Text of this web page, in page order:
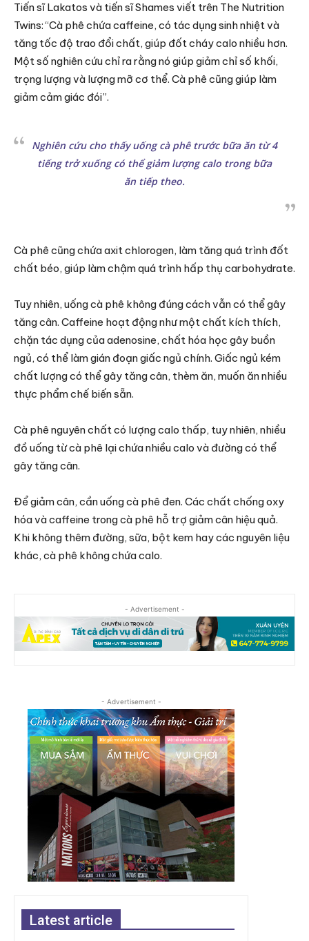
Tiến sĩ Lakatos và tiến sĩ Shames viết trên The Nutrition
Twins: “Cà phê chứa caffeine, có tác dụng sinh nhiệt và
tăng tốc độ trao đổi chất, giúp đốt cháy calo nhiều hơn.
Một số nghiên cứu chỉ ra rằng nó giúp giảm chỉ số khối,
trọng lượng và lượng mỡ cơ thể. Cà phê cũng giúp làm
giảm cảm giác đói”.
Nghiên cứu cho thấy uống cà phê trước bữa ăn từ 4
tiếng trở xuống có thể giảm lượng calo trong bữa
ăn tiếp theo.
Cà phê cũng chứa axit chlorogen, làm tăng quá trình đốt
chất béo, giúp làm chậm quá trình hấp thụ carbohydrate.
Tuy nhiên, uống cà phê không đúng cách vẫn có thể gây
tăng cân. Caffeine hoạt động như một chất kích thích,
chặn tác dụng của adenosine, chất hóa học gây buồn
ngủ, có thể làm gián đoạn giấc ngủ chính. Giấc ngủ kém
chất lượng có thể gây tăng cân, thèm ăn, muốn ăn nhiều
thực phẩm chế biến sẵn.
Cà phê nguyên chất có lượng calo thấp, tuy nhiên, nhiều
đồ uống từ cà phê lại chứa nhiều calo và đường có thể
gây tăng cân.
Để giảm cân, cần uống cà phê đen. Các chất chống oxy
hóa và caffeine trong cà phê hỗ trợ giảm cân hiệu quả.
Khi không thêm đường, sữa, bột kem hay các nguyên liệu
khác, cà phê không chứa calo.
- Advertisement -
- Advertisement -
Latest article